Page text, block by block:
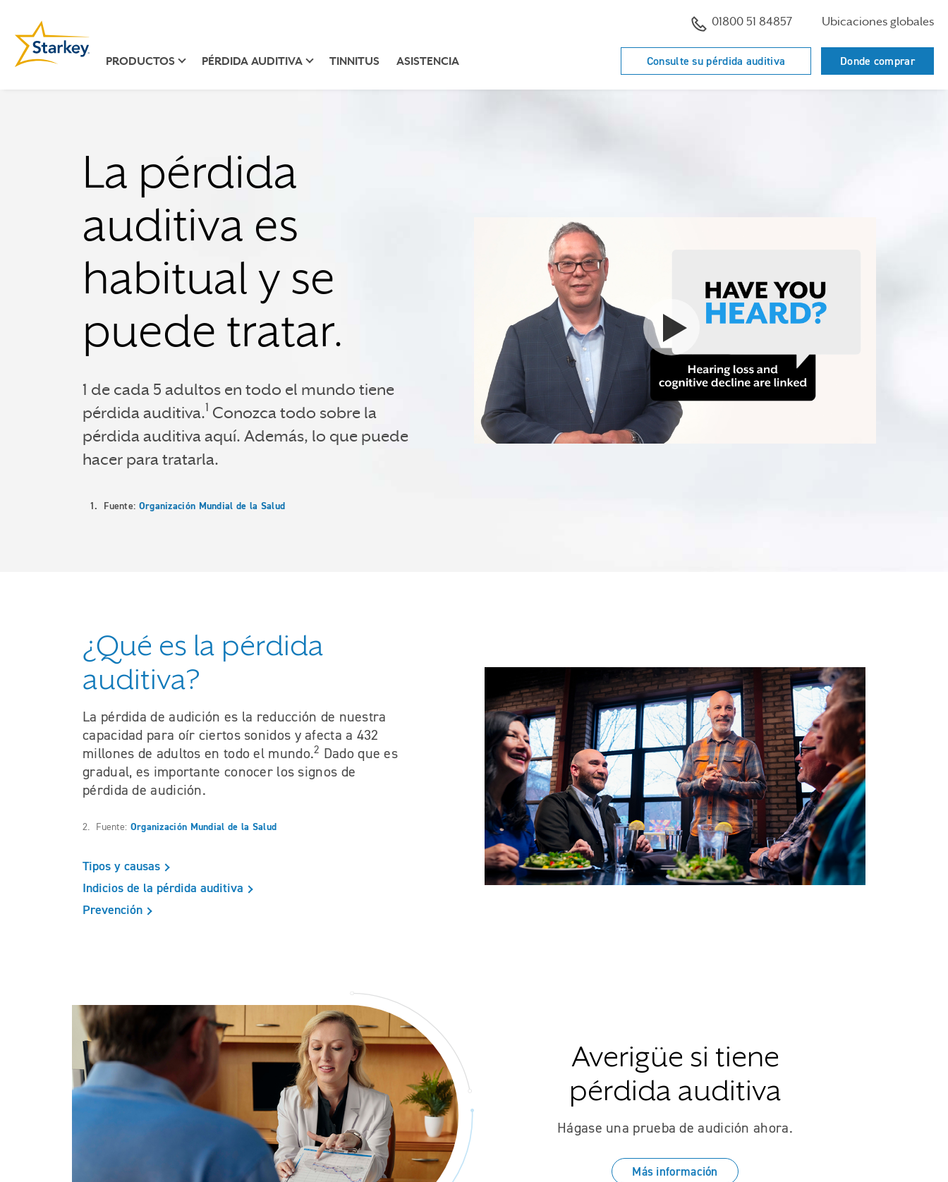
01800 51 84857 Ubicaciones globales
PRODUCTOS PÉRDIDA AUDITIVA TINNITUS ASISTENCIA Consulte su pérdida auditiva Donde comprar
La pérdida
auditiva es
habitual y se
puede tratar.
1 de cada 5 adultos en todo el mundo tiene
pérdida auditiva.1 Conozca todo sobre la
pérdida auditiva aquí. Además, lo que puede
hacer para tratarla.
1. Fuente: Organización Mundial de la Salud
Watch the video
¿Qué es la pérdida
auditiva?
La pérdida de audición es la reducción de nuestra
capacidad para oír ciertos sonidos y afecta a 432
millones de adultos en todo el mundo.2 Dado que es
gradual, es importante conocer los signos de
pérdida de audición.
2. Fuente: Organización Mundial de la Salud
Tipos y causas
Indicios de la pérdida auditiva
Prevención
Averigüe si tiene
pérdida auditiva
Hágase una prueba de audición ahora.
Más información